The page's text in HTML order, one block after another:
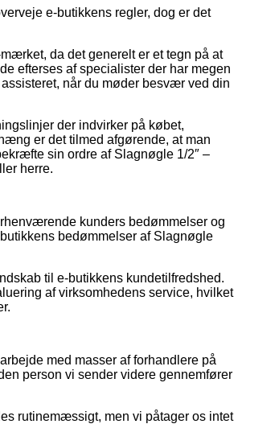
e-butikkens regler, dog er det
da det generelt er et tegn på at
efterses af specialister der har megen
når du møder besvær ved din
der indvirker på købet,
er det tilmed afgørende, at man
sin ordre af Slagnøgle 1/2″ –
herre.
kunders bedømmelser og
bedømmelser af Slagnøgle
til e-butikkens kundetilfredshed.
af virksomhedens service, hvilket
med masser af forhandlere på
person vi sender videre gennemfører
rutinemæssigt, men vi påtager os intet